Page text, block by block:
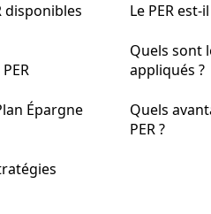
disponibles
Épargne
Le PER
Quels sont
appliqués ?
Quels
PER ?